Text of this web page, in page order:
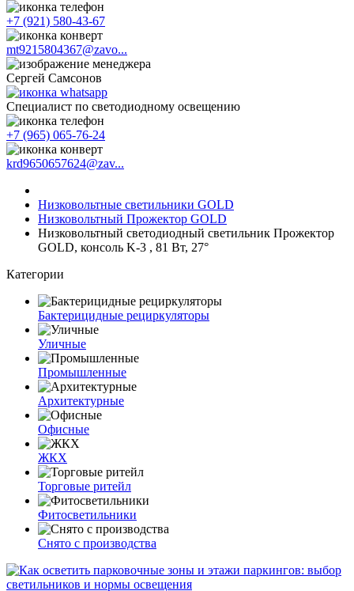
+7 (921) 580-43-67
mt9215804367@zavo...
Сергей Самсонов
Cпециалист по светодиодному освещению
+7 (965) 065-76-24
krd9650657624@zav...
Низковольтные светильники GOLD
Низковольтный Прожектор GOLD
Низковольтный светодиодный светильник Прожектор
GOLD, консоль K-3 , 81 Вт, 27°
Категории
Бактерицидные рециркуляторы
Уличные
Промышленные
Архитектурные
Офисные
ЖКХ
Торговые ритейл
Фитосветильники
Снято с производства